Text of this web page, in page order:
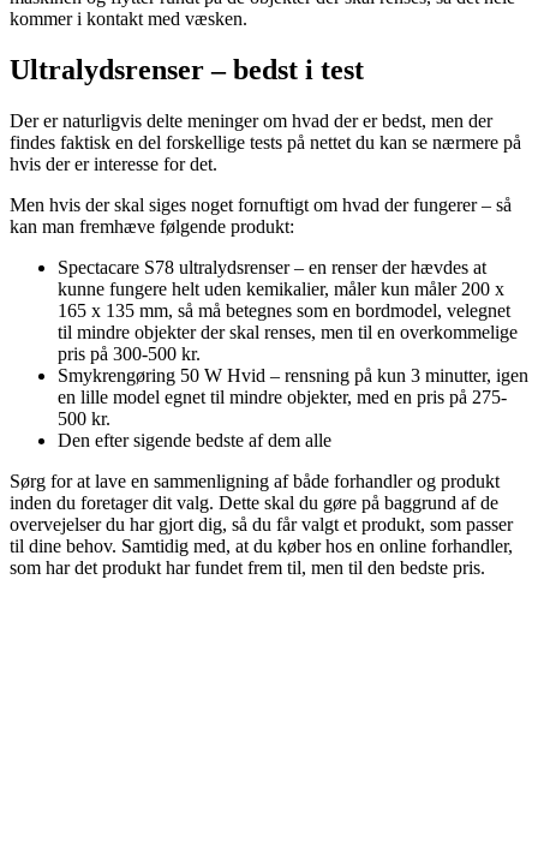
kommer i kontakt med væsken.
Ultralydsrenser – bedst i test
Der er naturligvis delte meninger om hvad der er bedst, men der
findes faktisk en del forskellige tests på nettet du kan se nærmere på
hvis der er interesse for det.
Men hvis der skal siges noget fornuftigt om hvad der fungerer – så
kan man fremhæve følgende produkt:
Spectacare S78 ultralydsrenser – en renser der hævdes at
kunne fungere helt uden kemikalier, måler kun måler 200 x
165 x 135 mm, så må betegnes som en bordmodel, velegnet
til mindre objekter der skal renses, men til en overkommelige
pris på 300-500 kr.
Smykrengøring 50 W Hvid – rensning på kun 3 minutter, igen
en lille model egnet til mindre objekter, med en pris på 275-
500 kr.
Den efter sigende bedste af dem alle
Sørg for at lave en sammenligning af både forhandler og produkt
inden du foretager dit valg. Dette skal du gøre på baggrund af de
overvejelser du har gjort dig, så du får valgt et produkt, som passer
til dine behov. Samtidig med, at du køber hos en online forhandler,
som har det produkt har fundet frem til, men til den bedste pris.